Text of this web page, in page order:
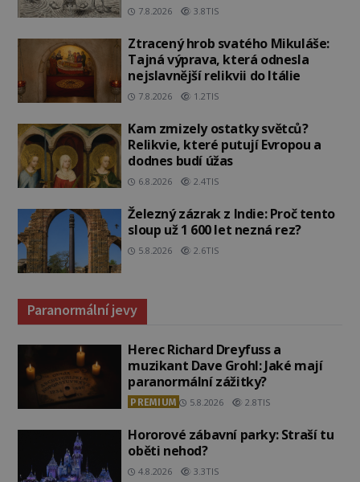
7.8.2026 3.8TIS
Ztracený hrob svatého Mikuláše:
Tajná výprava, která odnesla
nejslavnější relikvii do Itálie
7.8.2026 1.2TIS
Kam zmizely ostatky světců?
Relikvie, které putují Evropou a
dodnes budí úžas
6.8.2026 2.4TIS
Železný zázrak z Indie: Proč tento
sloup už 1 600 let nezná rez?
5.8.2026 2.6TIS
Paranormální jevy
Herec Richard Dreyfuss a
muzikant Dave Grohl: Jaké mají
paranormální zážitky?
PREMIUM 5.8.2026 2.8TIS
Hororové zábavní parky: Straší tu
oběti nehod?
4.8.2026 3.3TIS